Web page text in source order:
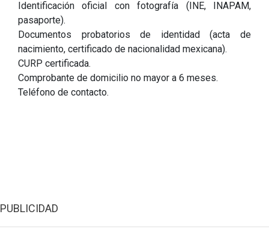
Identificación oficial con fotografía (INE, INAPAM,
pasaporte).
Documentos probatorios de identidad (acta de
nacimiento, certificado de nacionalidad mexicana).
CURP certificada.
Comprobante de domicilio no mayor a 6 meses.
Teléfono de contacto.
PUBLICIDAD